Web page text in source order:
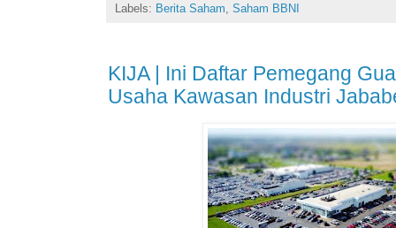
Labels: Berita Saham Saham BBNI
KIJA | Ini Daftar Pemegang
Usaha Kawasan Industri